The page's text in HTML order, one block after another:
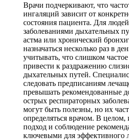
Врачи подчеркивают, что
ингаляций зависит от
состояния пациента. Для
заболеваниями дыхательных
астма или хронический
назначаться несколько раз в
учитывать, что слишком
привести к раздражению
дыхательных путей.
следовать предписаниям
превышать рекомендованные
острых респираторных
могут быть полезны, но их
определяться врачом. В
подход и соблюдение
ключевыми для эффективного